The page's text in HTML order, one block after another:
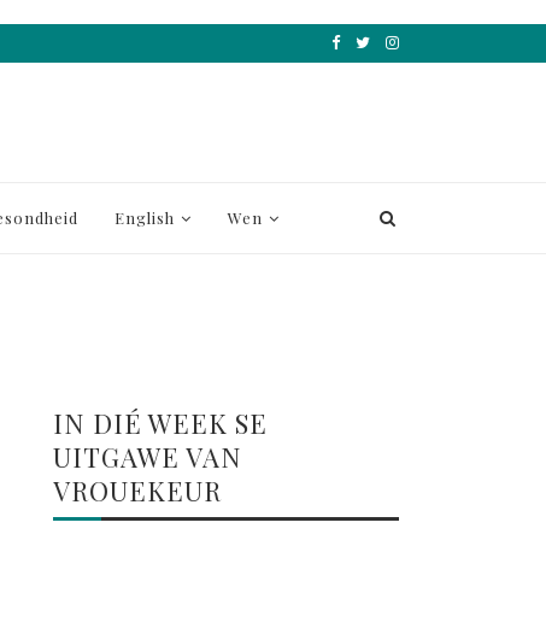
English Wen
IN DIÉ WEEK SE
UITGAWE VAN
VROUEKEUR